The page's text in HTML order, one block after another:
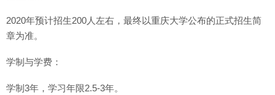
2020年预计招生200人左右，最终以重庆大学公布的正式招生简
章为准。
学制与学费：
学制3年，学习年限2.5-3年。